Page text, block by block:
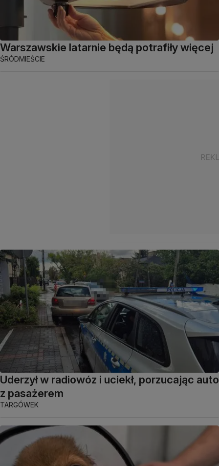
Warszawskie latarnie będą potrafiły więcej
ŚRÓDMIEŚCIE
Uderzył w radiowóz i uciekł, porzucając auto
z pasażerem
TARGÓWEK